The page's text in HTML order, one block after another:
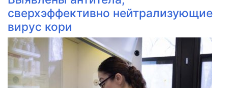
сверхэффективно нейтрализующие
вирус кори